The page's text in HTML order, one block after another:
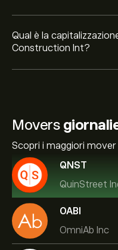
Qual è la
Construction Int?
Movers
Scopri i maggiori
QNST
QuinStreet
OABI
OmniAb Inc